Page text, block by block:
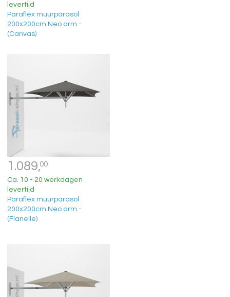
levertijd
Paraflex muurparasol
200x200cm Neo arm -
(Canvas)
1.089,00
Ca. 10 - 20 werkdagen
levertijd
Paraflex muurparasol
200x200cm Neo arm -
(Flanelle)